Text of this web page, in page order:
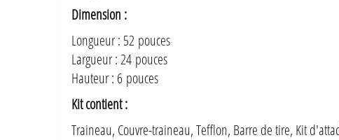
Dimension :
Longueur : 52 pouces
Largueur : 24 pouces
Hauteur : 6 pouces
Kit contient :
Traineau, Couvre-traineau, Tefflon, Barre de tire, Kit